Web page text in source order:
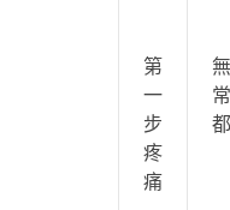
第
一
步
疼
痛